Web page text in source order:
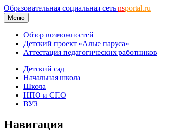
Образовательная социальная сеть nsportal.ru
Меню
Обзор возможностей
Детский проект «Алые паруса»
Аттестация педагогических работников
Детский сад
Начальная школа
Школа
НПО и СПО
ВУЗ
Навигация